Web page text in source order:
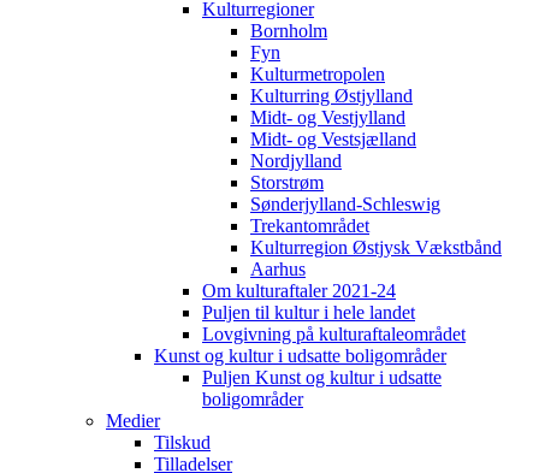
Kulturregioner
Bornholm
Fyn
Kulturmetropolen
Kulturring Østjylland
Midt- og Vestjylland
Midt- og Vestsjælland
Nordjylland
Storstrøm
Sønderjylland-Schleswig
Trekantområdet
Kulturregion Østjysk Vækstbånd
Aarhus
Om kulturaftaler 2021-24
Puljen til kultur i hele landet
Lovgivning på kulturaftaleområdet
Kunst og kultur i udsatte boligområder
Puljen Kunst og kultur i udsatte
boligområder
Medier
Tilskud
Tilladelser